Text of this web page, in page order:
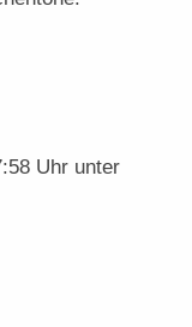
Uhr unter